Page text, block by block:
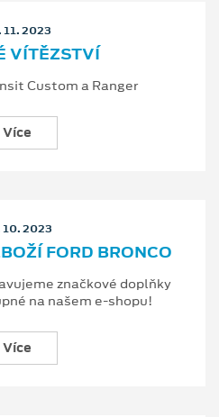
11. 2023
VÍTĚZSTVÍ
Custom a Ranger
Více
10. 2023
FORD BRONCO
značkové doplňky
na našem e-shopu!
Více